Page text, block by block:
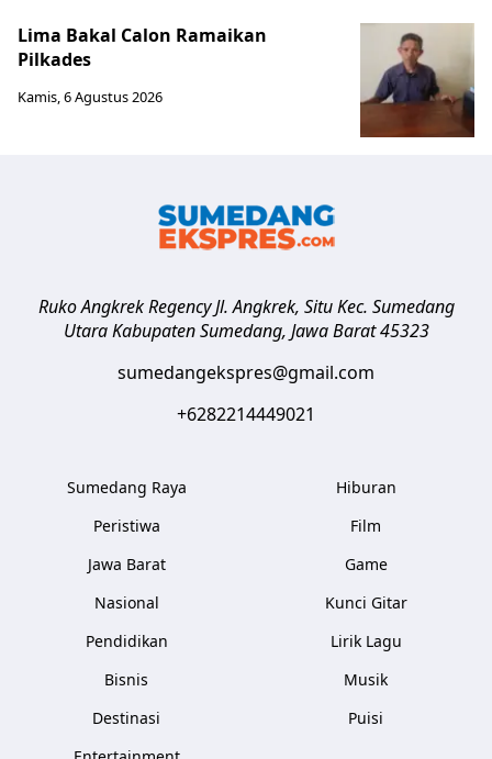
Lima Bakal Calon Ramaikan
Pilkades
Kamis, 6 Agustus 2026
Ruko Angkrek Regency Jl. Angkrek, Situ Kec. Sumedang
Utara Kabupaten Sumedang, Jawa Barat 45323
sumedangekspres@gmail.com
+6282214449021
Sumedang Raya
Peristiwa
Jawa Barat
Nasional
Pendidikan
Bisnis
Destinasi
Hiburan
Film
Game
Kunci Gitar
Lirik Lagu
Musik
Puisi